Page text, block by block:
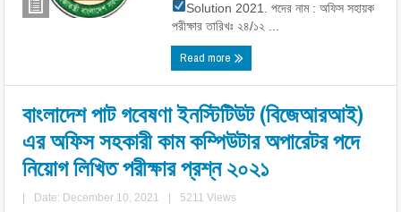
Solution 2021.পদের নাম : অফিস সহায়ক
পরীক্ষার তারিখঃ ২৪/১২ ...
Read more
বাংলাদেশ পাট গবেষণা ইনস্টিটিউট (বিজেআরআই)
এর অফিস সহকারী কাম কম্পিউটার অপারেটর পদে
নিয়োগ লিখিত পরীক্ষার প্রশ্ন ২০২১
Date: December 10, 2021 5211 Views